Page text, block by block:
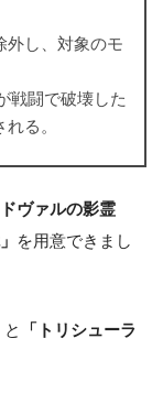
外し、対象のモ
戦闘で破壊した
る。
ヴァルの影霊
を用意できまし
と
「トリシューラ